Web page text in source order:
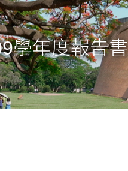
學年度報告書